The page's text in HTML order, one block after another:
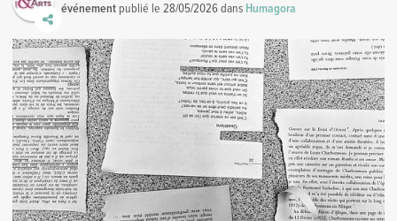
événement publié le28/05/2026dans Humagora